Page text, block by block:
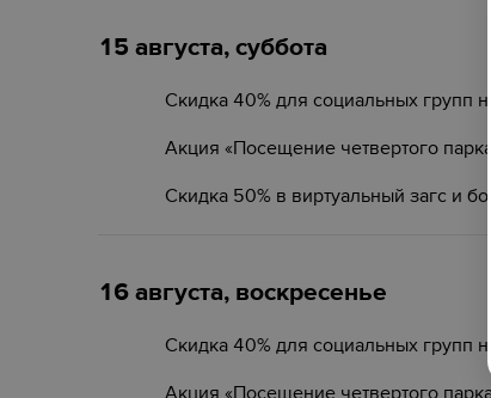
15 августа, суббота
Скидка 40% для социальных групп
Акция «Посещение четвертого парка
Скидка 50% в виртуальный загс и
16 августа, воскресенье
Скидка 40% для социальных групп
Акция «Посещение четвертого